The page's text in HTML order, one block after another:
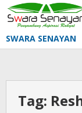
Lewati
ke
konten
SWARA SENAYAN
Tag: